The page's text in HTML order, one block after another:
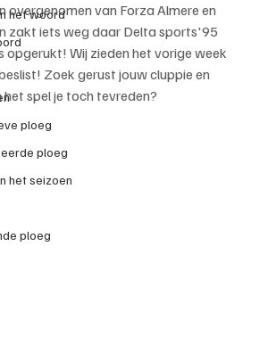
het woord
ploeg
ploeg
het seizoen
ploeg
overgenomen van Forza Almere en
zakt iets weg daar Delta sports'95
opgerukt! Wij zieden het vorige week
Zoek gerust jouw cluppie en
spel je toch tevreden?